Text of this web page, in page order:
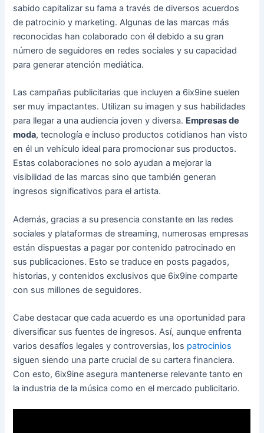
sabido capitalizar su fama a través de diversos acuerdos
de patrocinio y marketing. Algunas de las marcas más
reconocidas han colaborado con él debido a su gran
número de seguidores en redes sociales y su capacidad
para generar atención mediática.
Las campañas publicitarias que incluyen a 6ix9ine suelen
ser muy impactantes. Utilizan su imagen y sus habilidades
para llegar a una audiencia joven y diversa. Empresas de
moda, tecnología e incluso productos cotidianos han visto
en él un vehículo ideal para promocionar sus productos.
Estas colaboraciones no solo ayudan a mejorar la
visibilidad de las marcas sino que también generan
ingresos significativos para el artista.
Además, gracias a su presencia constante en las redes
sociales y plataformas de streaming, numerosas empresas
están dispuestas a pagar por contenido patrocinado en
sus publicaciones. Esto se traduce en posts pagados,
historias, y contenidos exclusivos que 6ix9ine comparte
con sus millones de seguidores.
Cabe destacar que cada acuerdo es una oportunidad para
diversificar sus fuentes de ingresos. Así, aunque enfrenta
varios desafíos legales y controversias, los patrocinios
siguen siendo una parte crucial de su cartera financiera.
Con esto, 6ix9ine asegura mantenerse relevante tanto en
la industria de la música como en el mercado publicitario.